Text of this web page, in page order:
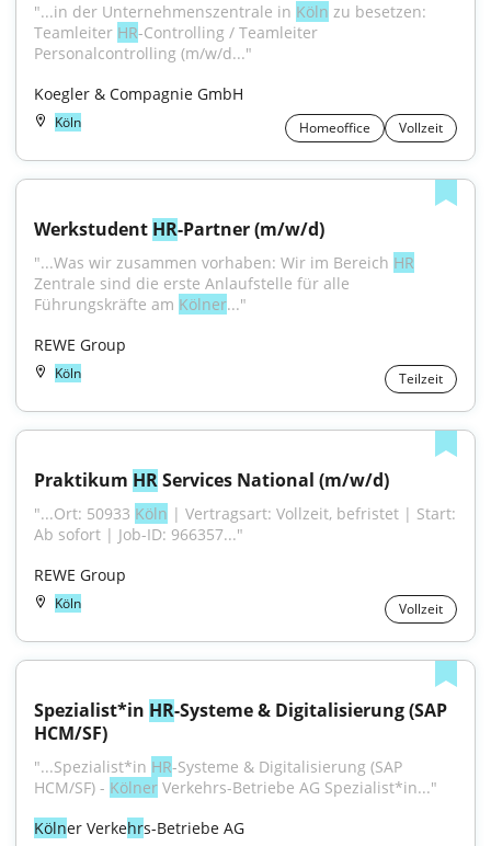
"...in der Unternehmenszentrale in Köln zu besetzen:
Teamleiter HR-Controlling / Teamleiter
Personalcontrolling (m/w/d..."
Koegler & Compagnie GmbH
Köln Homeoffice Vollzeit
Werkstudent HR-Partner (m/w/d)
"...Was wir zusammen vorhaben: Wir im Bereich HR
Zentrale sind die erste Anlaufstelle für alle
Führungskräfte am Kölner..."
REWE Group
Köln Teilzeit
Praktikum HR Services National (m/w/d)
"...Ort: 50933 Köln | Vertragsart: Vollzeit, befristet | Start:
Ab sofort | Job-ID: 966357..."
REWE Group
Köln Vollzeit
Spezialist*in HR-Systeme & Digitalisierung (SAP
HCM/SF)
"...Spezialist*in HR-Systeme & Digitalisierung (SAP
HCM/SF) - Kölner Verkehrs-Betriebe AG Spezialist*in..."
Kölner Verkehrs-Betriebe AG